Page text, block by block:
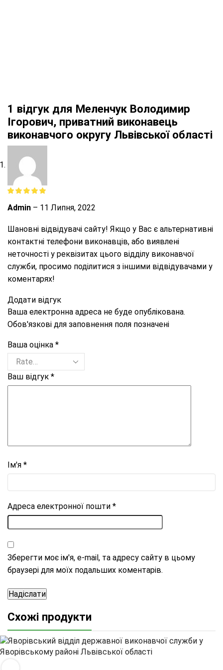
1 відгук для Меленчук Володимир
Ігорович, приватний виконавець
виконавчого округу Львівської області
Admin – 11 Липня, 2022
Шановні відвідувачі сайту! Якщо у Вас є альтернативні
контактні телефони виконавців, або виявлені
неточності у реквізитах цього відділу виконавчої
служби, просимо поділитися з іншими відвідувачами у
коментарях!
Додати відгук
Ваша електронна адреса не буде опублікована.
Обов'язкові для заповнення поля позначені
Ваша оцінка *
Ваш відгук *
Ім'я *
Адреса електронної пошти *
Зберегти моє ім'я, e-mail, та адресу сайту в цьому
браузері для моїх подальших коментарів.
Схожі продукти